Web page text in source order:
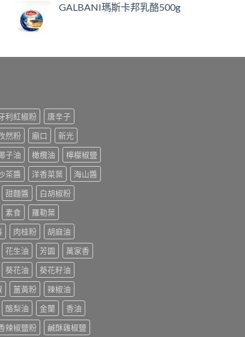
GALBANI瑪斯卡邦乳酪500g
利紅椒粉
唐辛子
然粉 廟口
新光
子油 橄欖油
檸檬椒鹽
茶醬 洋香菜葉
海山醬
甜麵醬
白胡椒粉
素食
羅勒葉
肉桂粉
胡麻油
花生油 芳園
萬家香
葵花油
葵花籽油
薑黃粉
辣椒油
酪梨油 金蘭
香油
辣椒鹽粉 鹹酥雞椒鹽